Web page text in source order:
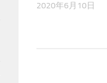
2020年6月10日